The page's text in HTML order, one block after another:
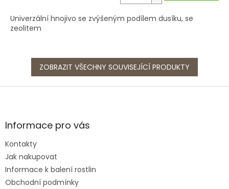
Univerzální hnojivo se zvýšeným podílem dusíku, se
zeolitem
ZOBRAZIT VŠECHNY SOUVISEJÍCÍ PRODUKTY
Z
aInformace pro vás
Kontakty
Jak nakupovat
Informace k balení rostlin
Obchodní podmínky